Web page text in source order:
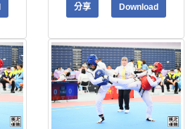
分享 Download